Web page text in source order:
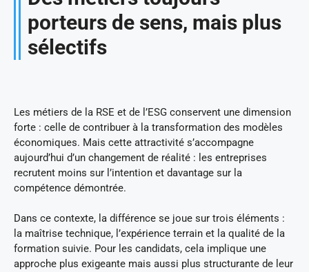
porteurs de sens, mais plus
sélectifs
Les métiers de la RSE et de l’ESG conservent une dimension
forte : celle de contribuer à la transformation des modèles
économiques. Mais cette attractivité s’accompagne
aujourd’hui d’un changement de réalité : les entreprises
recrutent moins sur l’intention et davantage sur la
compétence démontrée.
Dans ce contexte, la différence se joue sur trois éléments :
la maîtrise technique, l’expérience terrain et la qualité de la
formation suivie. Pour les candidats, cela implique une
approche plus exigeante mais aussi plus structurante de leur